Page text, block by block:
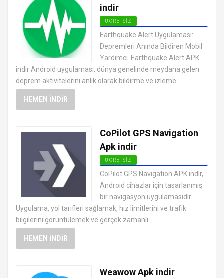
indir
ÜCRETSIZ
ANDROID HARITA VE NAVIGASYON
UYGULAMALARI APK
Earthquake Alert Uygulaması:
Depremleri Anında Bildiren Mobil
Yardımcı. Earthquake Alert APK
indir Android uygulaması, dünya genelinde meydana gelen
deprem aktivitelerini anlık olarak bildirme ve izleme...
HEMEN İNDIR
CoPilot GPS Navigation
Apk indir
ÜCRETSIZ
ANDROID HARITA VE NAVIGASYON
UYGULAMALARI APK
CoPilot GPS Navigation APK indir,
Android cihazlar için tasarlanmış
bir navigasyon uygulamasıdır.
Uygulama, yol tarifleri sağlamak, hız limitlerini ve trafik
bilgilerini görüntülemek ve gerçek zamanlı...
HEMEN İNDIR
Weawow Apk indir